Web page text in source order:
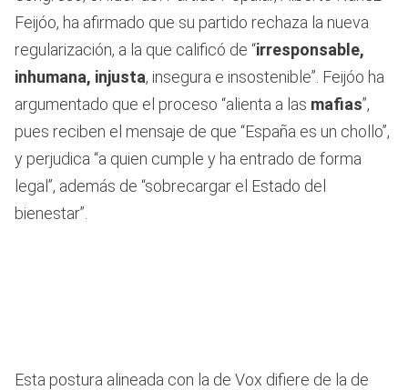
Feijóo, ha afirmado que su partido rechaza la nueva
regularización, a la que calificó de “irresponsable,
inhumana, injusta, insegura e insostenible”. Feijóo ha
argumentado que el proceso “alienta a las mafias”,
pues reciben el mensaje de que “España es un chollo”,
y perjudica “a quien cumple y ha entrado de forma
legal”, además de “sobrecargar el Estado del
bienestar”.
Esta postura alineada con la de Vox difiere de la de